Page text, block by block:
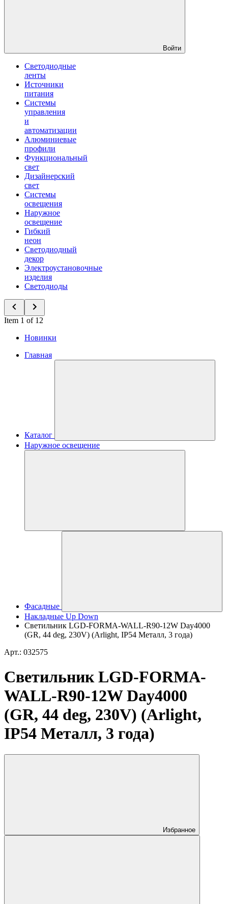
Войти
Светодиодные
ленты
Источники
питания
Системы
управления
и
автоматизации
Алюминиевые
профили
Функциональный
свет
Дизайнерский
свет
Системы
освещения
Наружное
освещение
Гибкий
неон
Светодиодный
декор
Электроустановочные
изделия
Светодиоды
Item 1 of 12
Новинки
Главная
Каталог
Наружное освещение
Фасадные
Накладные Up Down
Светильник LGD-FORMA-WALL-R90-12W Day4000
(GR, 44 deg, 230V) (Arlight, IP54 Металл, 3 года)
Арт.: 032575
Светильник LGD-FORMA-
WALL-R90-12W Day4000
(GR, 44 deg, 230V) (Arlight,
IP54 Металл, 3 года)
Избранное